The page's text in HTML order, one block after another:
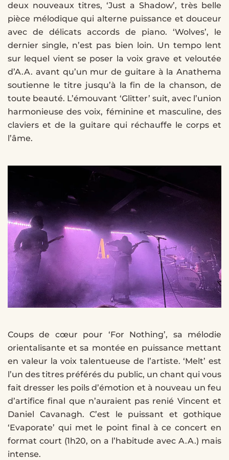
deux nouveaux titres, ‘Just a Shadow’, très belle
pièce mélodique qui alterne puissance et douceur
avec de délicats accords de piano. ‘Wolves’, le
dernier single, n’est pas bien loin. Un tempo lent
sur lequel vient se poser la voix grave et veloutée
d’A.A. avant qu’un mur de guitare à la Anathema
soutienne le titre jusqu’à la fin de la chanson, de
toute beauté. L’émouvant ‘Glitter’ suit, avec l’union
harmonieuse des voix, féminine et masculine, des
claviers et de la guitare qui réchauffe le corps et
l’âme.
Coups de cœur pour ‘For Nothing’, sa mélodie
orientalisante et sa montée en puissance mettant
en valeur la voix talentueuse de l’artiste. ‘Melt’ est
l’un des titres préférés du public, un chant qui vous
fait dresser les poils d’émotion et à nouveau un feu
d’artifice final que n’auraient pas renié Vincent et
Daniel Cavanagh. C’est le puissant et gothique
‘Evaporate’ qui met le point final à ce concert en
format court (1h20, on a l’habitude avec A.A.) mais
intense.